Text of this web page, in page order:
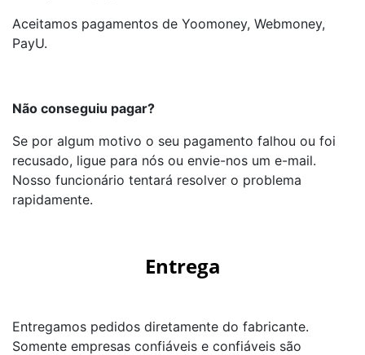
Aceitamos pagamentos de Yoomoney, Webmoney,
PayU.
Não conseguiu pagar?
Se por algum motivo o seu pagamento falhou ou foi
recusado, ligue para nós ou envie-nos um e-mail.
Nosso funcionário tentará resolver o problema
rapidamente.
Entrega
Entregamos pedidos diretamente do fabricante.
Somente empresas confiáveis e confiáveis são